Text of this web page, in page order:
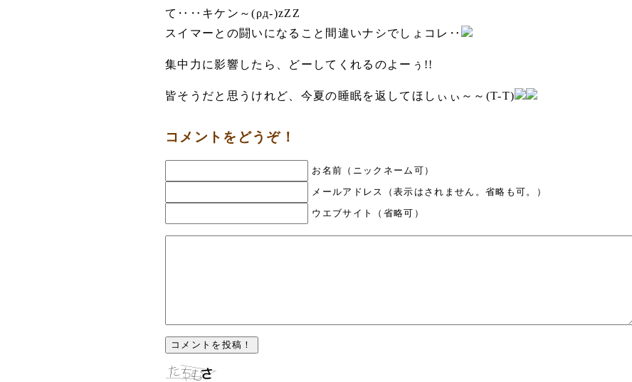
て‥‥キケン～(ρд-)zZZ
スイマーとの闘いになること間違いナシでしょコレ‥
集中力に影響したら、どーしてくれるのよーぅ!!
皆そうだと思うけれど、今夏の睡眠を返してほしぃぃ～～(T-T)
コメントをどうぞ！
お名前（ニックネーム可）
メールアドレス（表示はされません。省略も可。）
ウエブサイト（省略可）